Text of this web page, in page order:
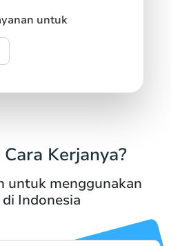
untuk
Kerjanya?
untuk menggunakan
Indonesia